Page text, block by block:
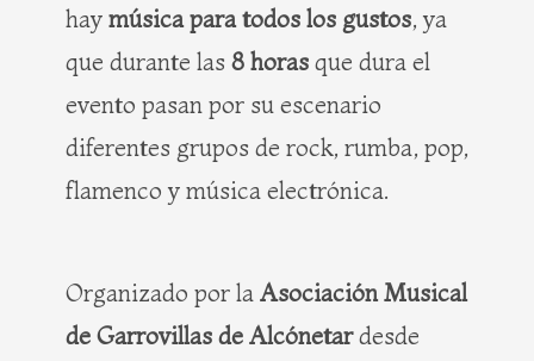
hay música para todos los gustos, ya
que durante las 8 horas que dura el
evento pasan por su escenario
diferentes grupos de rock, rumba, pop,
flamenco y música electrónica.
Organizado por la Asociación Musical
de Garrovillas de Alcónetardesde